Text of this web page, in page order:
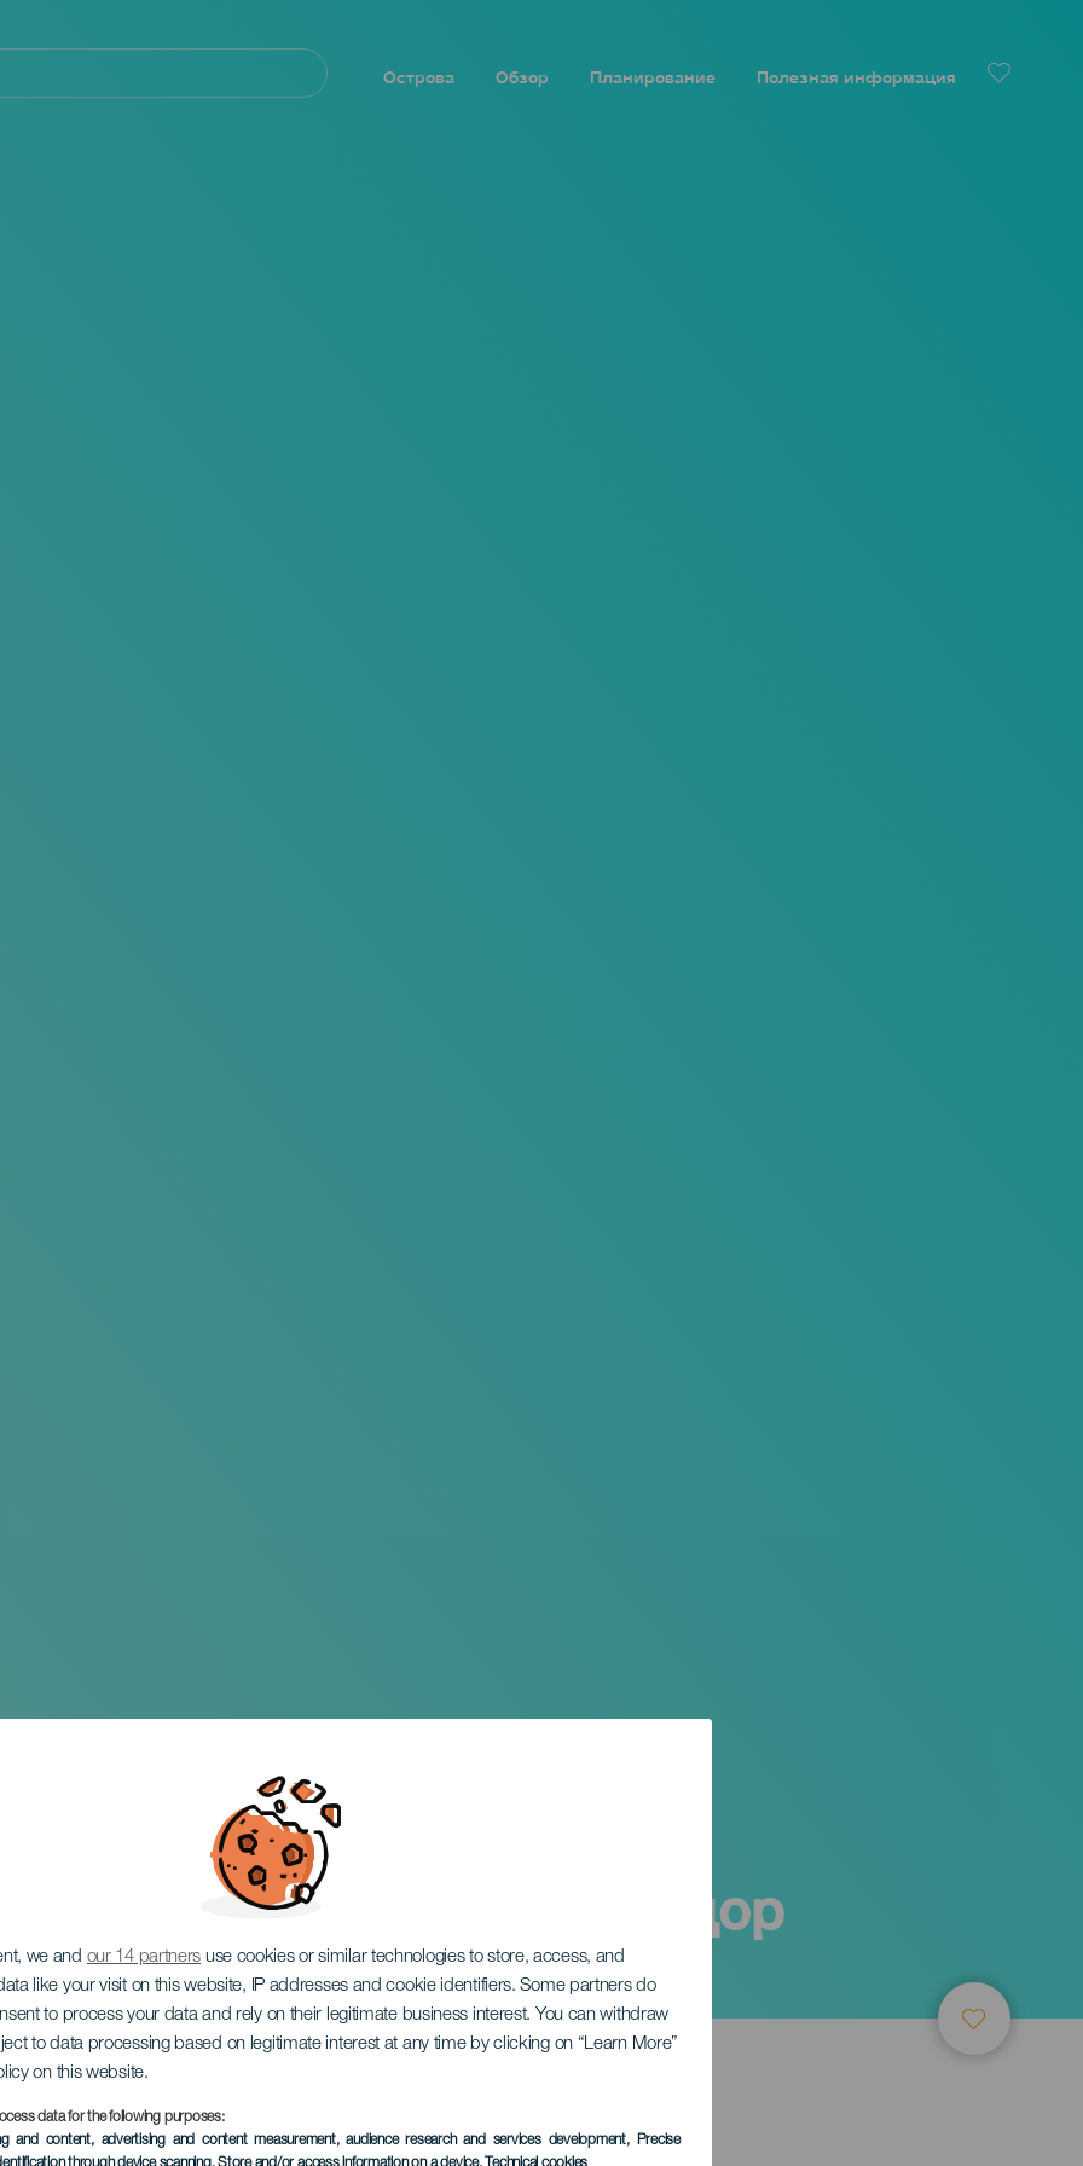
we and our 14 partners use cookies or similar technologies to store, access, and
like your visit on this website, IP addresses and cookie identifiers. Some partners do
to process your data and rely on their legitimate business interest. You can withdraw
to data processing based on legitimate interest at any time by clicking on “Learn More”
on this website.
data for the following purposes:
and content, advertising and content measurement, audience research and services development, Precise
principalОстрова Обзор Планирование Полезная информация
Сан-Исидро Лабрадор
ПРОШЕДШЕЕ МЕРОПРИЯТИЕ